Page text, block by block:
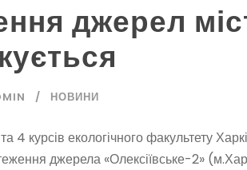
джерел
НОВИНИ
4 курсів екологічного факультету
джерела «Олексіївське-2»